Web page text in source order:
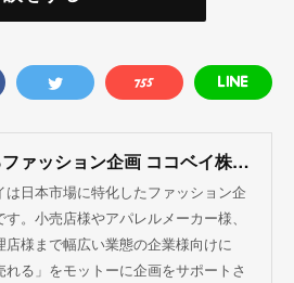
売れるファッション企画 ココベイ株式会社
は日本市場に特化したファッション企
す。小売店様やアパレルメーカー様、
店様まで幅広い業態の企業様向けに
れる」をモットーに企画をサポートさ